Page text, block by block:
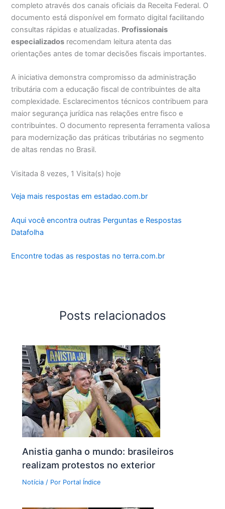
completo através dos canais oficiais da Receita Federal. O
documento está disponível em formato digital facilitando
consultas rápidas e atualizadas. Profissionais
especializados recomendam leitura atenta das
orientações antes de tomar decisões fiscais importantes.
A iniciativa demonstra compromisso da administração
tributária com a educação fiscal de contribuintes de alta
complexidade. Esclarecimentos técnicos contribuem para
maior segurança jurídica nas relações entre fisco e
contribuintes. O documento representa ferramenta valiosa
para modernização das práticas tributárias no segmento
de altas rendas no Brasil.
Visitada 8 vezes, 1 Visita(s) hoje
Veja mais respostas em estadao.com.br
Aqui você encontra outras Perguntas e Respostas
Datafolha
Encontre todas as respostas no terra.com.br
Posts relacionados
Anistia ganha o mundo: brasileiros
realizam protestos no exterior
Notícia / Por Portal Índice